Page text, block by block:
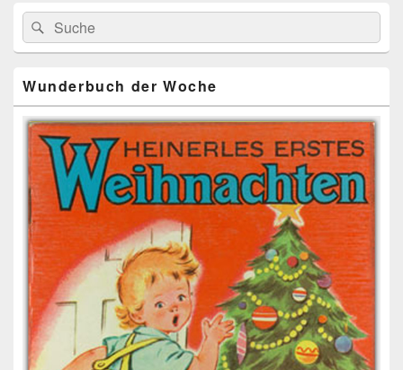
Primärer
Seitenleisten
Widget-
Bereich
Search
for:
Suche
Wunderbuch der Woche